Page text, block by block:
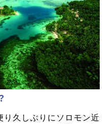
り久しぶりにソロモン近